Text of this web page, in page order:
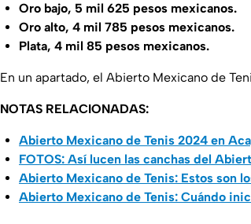
Oro bajo, 5 mil 625 pesos mexicanos.
Oro alto, 4 mil 785 pesos mexicanos.
Plata, 4 mil 85 pesos mexicanos.
En un apartado, el Abierto Mexicano de
NOTAS RELACIONADAS:
Abierto Mexicano de Tenis 2024 en
FOTOS: Así lucen las canchas del
Abierto Mexicano de Tenis: Estos son
Abierto Mexicano de Tenis: Cuándo